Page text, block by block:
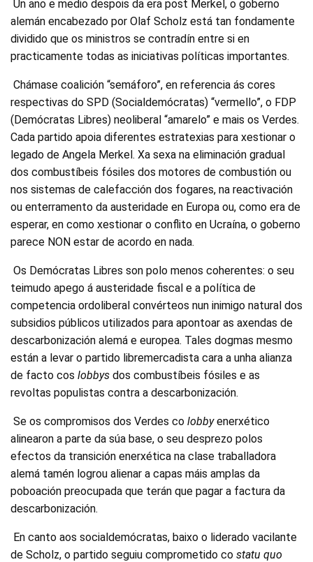
Un ano e medio despois da era post Merkel, o goberno
alemán encabezado por Olaf Scholz está tan fondamente
dividido que os ministros se contradín entre si en
practicamente todas as iniciativas políticas importantes.
Chámase coalición “semáforo”, en referencia ás cores
respectivas do SPD (Socialdemócratas) “vermello”, o FDP
(Demócratas Libres) neoliberal “amarelo” e mais os Verdes.
Cada partido apoia diferentes estratexias para xestionar o
legado de Angela Merkel. Xa sexa na eliminación gradual
dos combustíbeis fósiles dos motores de combustión ou
nos sistemas de calefacción dos fogares, na reactivación
ou enterramento da austeridade en Europa ou, como era de
esperar, en como xestionar o conflito en Ucraína, o goberno
parece NON estar de acordo en nada.
Os Demócratas Libres son polo menos coherentes: o seu
teimudo apego á austeridade fiscal e a política de
competencia ordoliberal convérteos nun inimigo natural dos
subsidios públicos utilizados para apontoar as axendas de
descarbonización alemá e europea. Tales dogmas mesmo
están a levar o partido libremercadista cara a unha alianza
de facto cos lobbys dos combustíbeis fósiles e as
revoltas populistas contra a descarbonización.
Se os compromisos dos Verdes co lobbyenerxético
alinearon a parte da súa base, o seu desprezo polos
efectos da transición enerxética na clase traballadora
alemá tamén logrou alienar a capas máis amplas da
poboación preocupada que terán que pagar a factura da
descarbonización.
En canto aos socialdemócratas, baixo o liderado vacilante
de Scholz, o partido seguiu comprometido co statu quo